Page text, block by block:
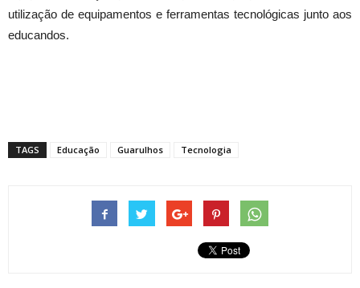
utilização de equipamentos e ferramentas tecnológicas junto aos
educandos.
TAGS Educação Guarulhos Tecnologia